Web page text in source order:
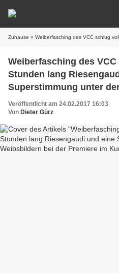
Zuhause » Weiberfasching des VCC schlug voll ein - Sechs Stunden lang
Weiberfasching des
Stunden lang
Superstimmung unter
Premiere im Kuratiesaal
Veröffentlicht am 24.02.2017 16:03
Von Dieter Gürz